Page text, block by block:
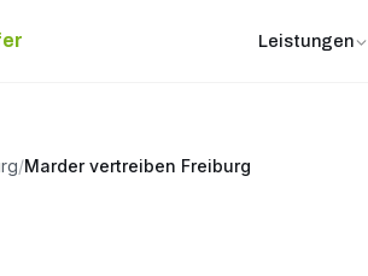
Leistungen
/Marder vertreiben Freiburg